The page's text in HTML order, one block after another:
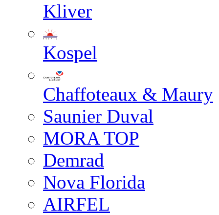
Kliver
Kospel
Chaffoteaux & Maury
Saunier Duval
MORA TOP
Demrad
Nova Florida
AIRFEL